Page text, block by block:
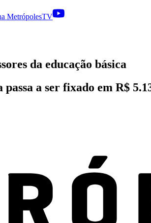
MetrópolesTV
da educação básica
a ser fixado em R$